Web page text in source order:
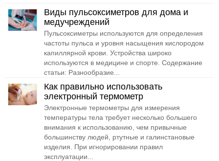
Виды пульсоксиметров для дома и
медучреждений
Пульсоксиметры используются для определения
частоты пульса и уровня насыщения кислородом
капиллярной крови. Устройства широко
используются в медицине и спорте. Содержание
статьи: Разнообразие...
Как правильно использовать
электронный термометр
Электронные термометры для измерения
температуры тела требует несколько большего
внимания к использованию, чем привычные
большинству людей, ртутные и галинстановые
изделия. При игнорировании правил
эксплуатации...